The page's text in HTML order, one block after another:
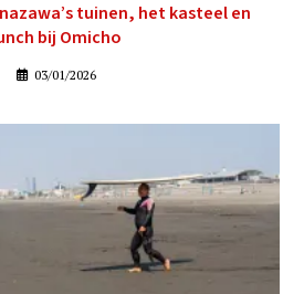
tuinen, het kasteel en
bij Omicho
03/01/2026